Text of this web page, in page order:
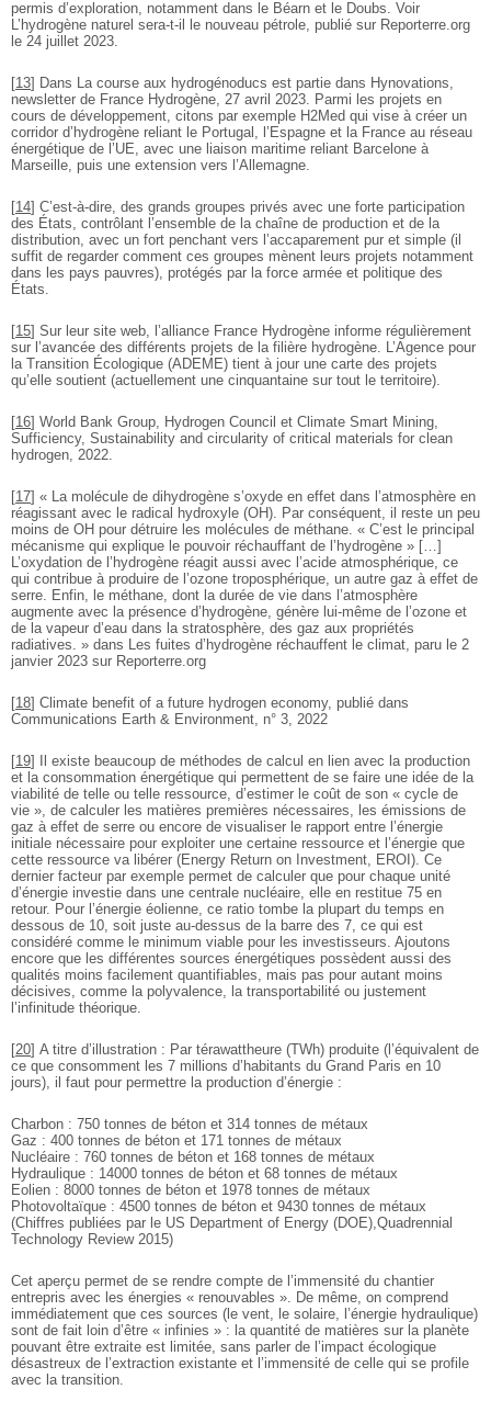
permis d’exploration, notamment dans le Béarn et le Doubs. Voir
L’hydrogène naturel sera-t-il le nouveau pétrole, publié sur Reporterre.org
le 24 juillet 2023.
[13] Dans La course aux hydrogénoducs est partie dans Hynovations,
newsletter de France Hydrogène, 27 avril 2023. Parmi les projets en
cours de développement, citons par exemple H2Med qui vise à créer un
corridor d’hydrogène reliant le Portugal, l’Espagne et la France au réseau
énergétique de l’UE, avec une liaison maritime reliant Barcelone à
Marseille, puis une extension vers l’Allemagne.
[14] C’est-à-dire, des grands groupes privés avec une forte participation
des États, contrôlant l’ensemble de la chaîne de production et de la
distribution, avec un fort penchant vers l’accaparement pur et simple (il
suffit de regarder comment ces groupes mènent leurs projets notamment
dans les pays pauvres), protégés par la force armée et politique des
États.
[15] Sur leur site web, l’alliance France Hydrogène informe régulièrement
sur l’avancée des différents projets de la filière hydrogène. L’Agence pour
la Transition Écologique (ADEME) tient à jour une carte des projets
qu’elle soutient (actuellement une cinquantaine sur tout le territoire).
[16] World Bank Group, Hydrogen Council et Climate Smart Mining,
Sufficiency, Sustainability and circularity of critical materials for clean
hydrogen, 2022.
[17] « La molécule de dihydrogène s’oxyde en effet dans l’atmosphère en
réagissant avec le radical hydroxyle (OH). Par conséquent, il reste un peu
moins de OH pour détruire les molécules de méthane. « C’est le principal
mécanisme qui explique le pouvoir réchauffant de l’hydrogène » […]
L’oxydation de l’hydrogène réagit aussi avec l’acide atmosphérique, ce
qui contribue à produire de l’ozone troposphérique, un autre gaz à effet de
serre. Enfin, le méthane, dont la durée de vie dans l’atmosphère
augmente avec la présence d’hydrogène, génère lui-même de l’ozone et
de la vapeur d’eau dans la stratosphère, des gaz aux propriétés
radiatives. » dans Les fuites d’hydrogène réchauffent le climat, paru le 2
janvier 2023 sur Reporterre.org
[18] Climate benefit of a future hydrogen economy, publié dans
Communications Earth & Environment, n° 3, 2022
[19]
Il existe beaucoup de méthodes de calcul en lien avec la production
et la consommation énergétique qui permettent de se faire une idée de la
viabilité de telle ou telle ressource, d’estimer le coût de son « cycle de
vie », de calculer les matières premières nécessaires, les émissions de
gaz à effet de serre ou encore de visualiser le rapport entre l’énergie
initiale nécessaire pour exploiter une certaine ressource et l’énergie que
cette ressource va libérer (Energy Return on Investment, EROI). Ce
dernier facteur par exemple permet de calculer que pour chaque unité
d’énergie investie dans une centrale nucléaire, elle en restitue 75 en
retour. Pour l’énergie éolienne, ce ratio tombe la plupart du temps en
dessous de 10, soit juste au-dessus de la barre des 7, ce qui est
considéré comme le minimum viable pour les investisseurs. Ajoutons
encore que les différentes sources énergétiques possèdent aussi des
qualités moins facilement quantifiables, mais pas pour autant moins
décisives, comme la polyvalence, la transportabilité ou justement
l’infinitude théorique.
[20] A titre d’illustration : Par térawattheure (TWh) produite (l’équivalent de
ce que consomment les 7 millions d’habitants du Grand Paris en 10
jours), il faut pour permettre la production d’énergie :
Charbon : 750 tonnes de béton et 314 tonnes de métaux
Gaz : 400 tonnes de béton et 171 tonnes de métaux
Nucléaire : 760 tonnes de béton et 168 tonnes de métaux
Hydraulique : 14000 tonnes de béton et 68 tonnes de métaux
Eolien : 8000 tonnes de béton et 1978 tonnes de métaux
Photovoltaïque : 4500 tonnes de béton et 9430 tonnes de métaux
(Chiffres publiées par le US Department of Energy (DOE),Quadrennial
Technology Review 2015)
Cet aperçu permet de se rendre compte de l’immensité du chantier
entrepris avec les énergies « renouvables ». De même, on comprend
immédiatement que ces sources (le vent, le solaire, l’énergie hydraulique)
sont de fait loin d’être « infinies » : la quantité de matières sur la planète
pouvant être extraite est limitée, sans parler de l’impact écologique
désastreux de l’extraction existante et l’immensité de celle qui se profile
avec la transition.